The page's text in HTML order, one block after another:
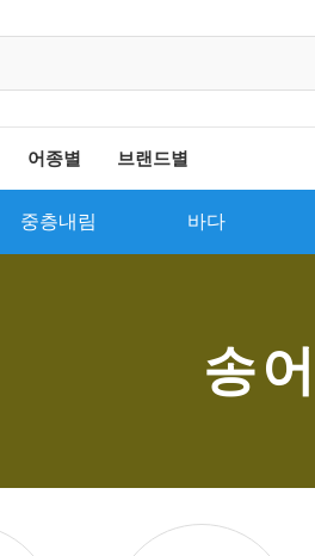
어종별 브랜드별
중층내림 바다
송